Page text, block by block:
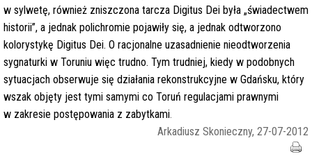
w sylwetę, również zniszczona tarcza Digitus Dei była „świadectwem
historii”, a jednak polichromie pojawiły się, a jednak odtworzono
kolorystykę Digitus Dei. O racjonalne uzasadnienie nieodtworzenia
sygnaturki w Toruniu więc trudno. Tym trudniej, kiedy w podobnych
sytuacjach obserwuje się działania rekonstrukcyjne w Gdańsku, który
wszak objęty jest tymi samymi co Toruń regulacjami prawnymi
w zakresie postępowania z zabytkami.
Arkadiusz Skonieczny, 27-07-2012